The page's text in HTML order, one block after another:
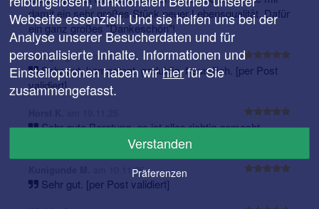
damit ein sehr großes Stück neuer Lebensqualität. Dafür
ein ganz großes "Dankeschön"!
Wolfgang K.am 10.12.25
Sehr gut, kompetent, geduldig, freundlich. [per Post
validiert]
Sehr gute Beratung, es ist alles richtig gemacht
worden. [per Post validiert]
am 10.11.25
Sehr gut. [per Post validiert]
Webseite essenziell. Und sie helfen uns bei der
Analyse unserer Besucherdaten und für
personalisierte Inhalte. Informationen und
Einstelloptionen haben wirhierfür Sie
zusammengefasst.
Verstanden
Präferenzen